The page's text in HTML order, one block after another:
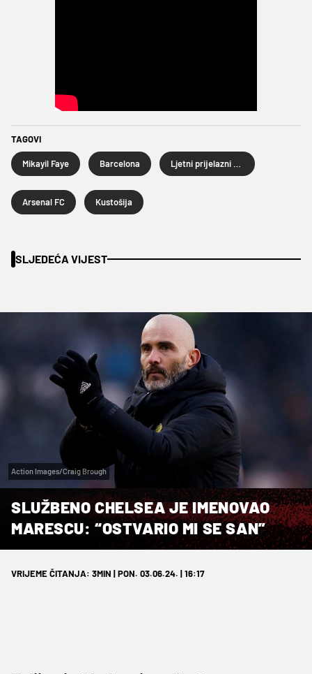
TAGOVI
Mikayil Faye Barcelona
Arsenal FC Kustošija
SLJEDEĆA VIJEST
Action Images/Craig Brough
SLUŽBENO CHELSEA JE IMENOVAO
MARESCU: “OSTVARIO MI SE SAN”
VRIJEME ČITANJA: 3MIN | PON. 03.06.24. | 16:17